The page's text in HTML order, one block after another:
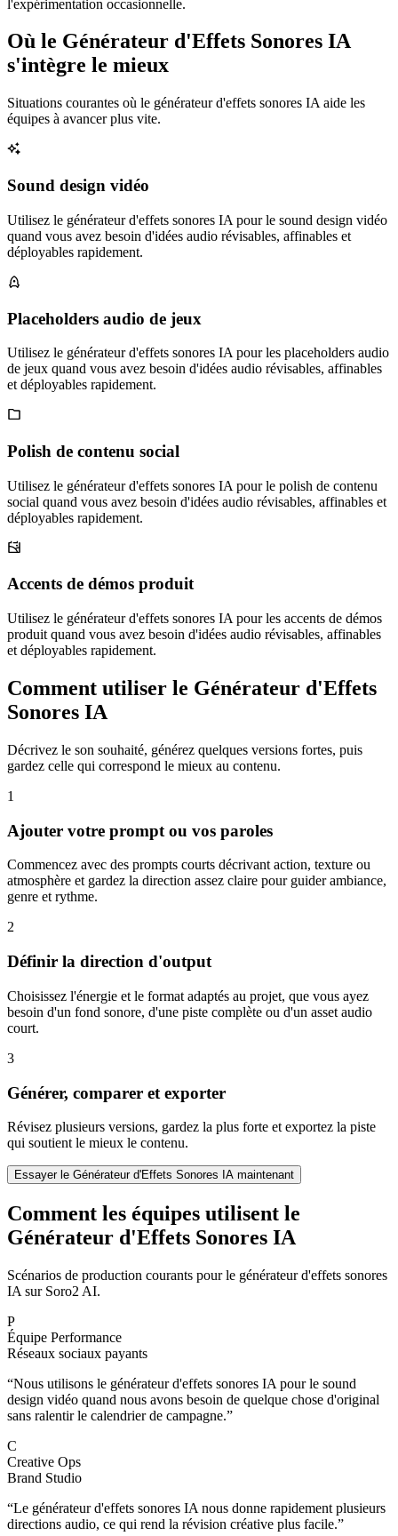
l'expérimentation occasionnelle.
Où le Générateur d'Effets Sonores IA
s'intègre le mieux
Situations courantes où le générateur d'effets sonores IA aide les
équipes à avancer plus vite.
Sound design vidéo
Utilisez le générateur d'effets sonores IA pour le sound design vidéo
quand vous avez besoin d'idées audio révisables, affinables et
déployables rapidement.
Placeholders audio de jeux
Utilisez le générateur d'effets sonores IA pour les placeholders audio
de jeux quand vous avez besoin d'idées audio révisables, affinables
et déployables rapidement.
Polish de contenu social
Utilisez le générateur d'effets sonores IA pour le polish de contenu
social quand vous avez besoin d'idées audio révisables, affinables et
déployables rapidement.
Accents de démos produit
Utilisez le générateur d'effets sonores IA pour les accents de démos
produit quand vous avez besoin d'idées audio révisables, affinables
et déployables rapidement.
Comment utiliser le Générateur d'Effets
Sonores IA
Décrivez le son souhaité, générez quelques versions fortes, puis
gardez celle qui correspond le mieux au contenu.
1
Ajouter votre prompt ou vos paroles
Commencez avec des prompts courts décrivant action, texture ou
atmosphère et gardez la direction assez claire pour guider ambiance,
genre et rythme.
2
Définir la direction d'output
Choisissez l'énergie et le format adaptés au projet, que vous ayez
besoin d'un fond sonore, d'une piste complète ou d'un asset audio
court.
3
Générer, comparer et exporter
Révisez plusieurs versions, gardez la plus forte et exportez la piste
qui soutient le mieux le contenu.
Essayer le Générateur d'Effets Sonores IA maintenant
Comment les équipes utilisent le
Générateur d'Effets Sonores IA
Scénarios de production courants pour le générateur d'effets sonores
IA sur Soro2 AI.
P
Équipe Performance
Réseaux sociaux payants
“Nous utilisons le générateur d'effets sonores IA pour le sound
design vidéo quand nous avons besoin de quelque chose d'original
sans ralentir le calendrier de campagne.”
C
Creative Ops
Brand Studio
“Le générateur d'effets sonores IA nous donne rapidement plusieurs
directions audio, ce qui rend la révision créative plus facile.”